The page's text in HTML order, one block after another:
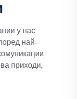
у нас
най-
приходи,